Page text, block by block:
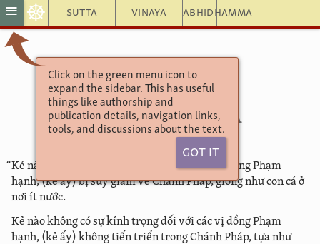
Sutta Vinaya Abhidhamma
≡ ☸
Click on the green menu icon to
expand the sidebar. This has useful
things like authorship and
publication details, navigation links,
tools, and discussions about the text.
Got It
TRƯỞNG LÃO KỆ
6 NHÓM SÁU
212. Mahānāga
“Kẻ nào không có sự kính trọng đối với các vị đồng Phạm
hạnh, (kẻ ấy) bị suy giảm về Chánh Pháp, giống như con cá ở
nơi ít nước.
Kẻ nào không có sự kính trọng đối với các vị đồng Phạm
hạnh, (kẻ ấy) không tiến triển trong Chánh Pháp, tựa như